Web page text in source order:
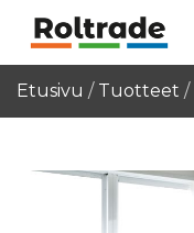
Etusivu / Tuotteet /